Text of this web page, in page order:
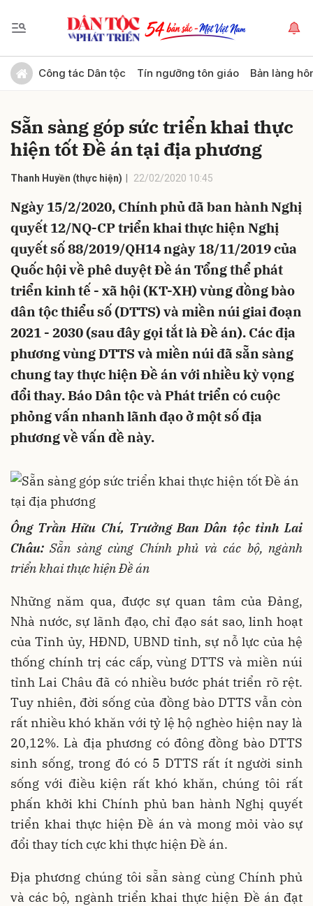
Công tác Dân tộc Tín ngưỡng tôn giáo Bản làng
Sẵn sàng góp sức triển khai thực
hiện tốt Đề án tại địa phương
Thanh Huyền (thực hiện) 22/02/2020 10:45
Ngày 15/2/2020, Chính phủ đã ban hành Nghị
quyết 12/NQ-CP triển khai thực hiện Nghị
quyết số 88/2019/QH14 ngày 18/11/2019 của
Quốc hội về phê duyệt Đề án Tổng thể phát
triển kinh tế - xã hội (KT-XH) vùng đồng bào
dân tộc thiểu số (DTTS) và miền núi giai đoạn
2021 - 2030 (sau đây gọi tắt là Đề án). Các địa
phương vùng DTTS và miền núi đã sẵn sàng
chung tay thực hiện Đề án với nhiều kỳ vọng
đổi thay. Báo Dân tộc và Phát triển có cuộc
phỏng vấn nhanh lãnh đạo ở một số địa
phương về vấn đề này.
Ông Trần Hữu Chí, Trưởng Ban Dân tộc tỉnh Lai
Châu: Sẵn sàng cùng Chính phủ và các bộ, ngành
triển khai thực hiện Đề án
Những năm qua, được sự quan tâm của Đảng,
Nhà nước, sự lãnh đạo, chỉ đạo sát sao, linh hoạt
của Tỉnh ủy, HĐND, UBND tỉnh, sự nỗ lực của hệ
thống chính trị các cấp, vùng DTTS và miền núi
tỉnh Lai Châu đã có nhiều bước phát triển rõ rệt.
Tuy nhiên, đời sống của đồng bào DTTS vẫn còn
rất nhiều khó khăn với tỷ lệ hộ nghèo hiện nay là
20,12%. Là địa phương có đông đồng bào DTTS
sinh sống, trong đó có 5 DTTS rất ít người sinh
sống với điều kiện rất khó khăn, chúng tôi rất
phấn khởi khi Chính phủ ban hành Nghị quyết
triển khai thực hiện Đề án và mong mỏi vào sự
đổi thay tích cực khi thực hiện Đề án.
Địa phương chúng tôi sẵn sàng cùng Chính phủ
và các bộ, ngành triển khai thực hiện Đề án đạt
Gửi bình luận
Hủy Gửi